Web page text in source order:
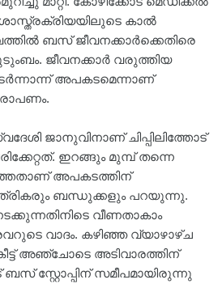
കാൽ
ബസ് ജീവനക്കാർക്കെതിരെ
ജീവനക്കാർ വരുത്തിയ
അപകടമെന്നാണ്
ജാനുവിനാണ് ചിപ്പിലിത്തോട്
ഇറങ്ങും മുമ്പ് തന്നെ
അപകടത്തിന്
ബന്ധുക്കളും പറയുന്നു.
വീണതാകാം
വാദം. കഴിഞ്ഞ വ്യാഴാഴ്‌ച
അഞ്ചോടെ അടിവാരത്തിന്
ബസ് സ്റ്റോപ്പിന് സമീപമായിരുന്നു